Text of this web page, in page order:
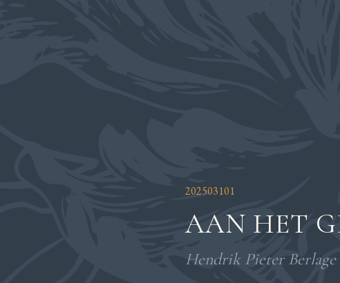
202503101
AAN HET
Hendrik Pieter Berlage